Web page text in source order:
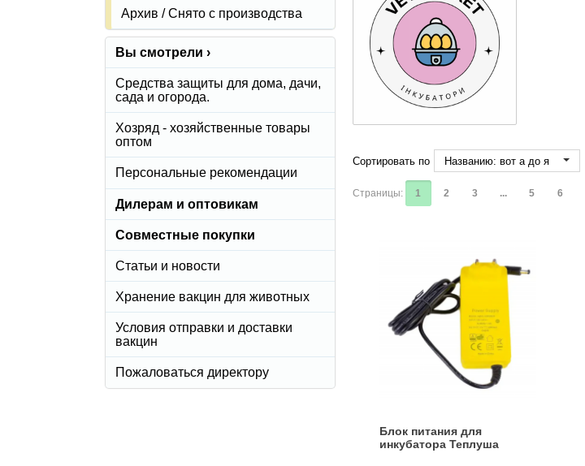
Сортировать по Названию: вот а до я
Страницы: 1 2 3 ... 5 6
Блок питания для
инкубатора Теплуша
Архив / Снято с производства
Вы смотрели ›
Средства защиты для дома, дачи,
сада и огорода.
Хозряд - хозяйственные товары
оптом
Персональные рекомендации
Дилерам и оптовикам
Совместные покупки
Статьи и новости
Хранение вакцин для животных
Условия отправки и доставки
вакцин
Пожаловаться директору